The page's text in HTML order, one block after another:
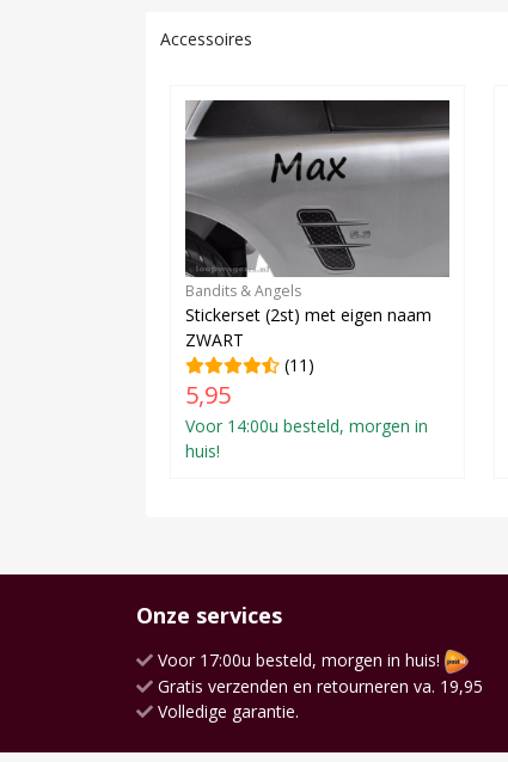
Accessoires
Bandits & Angels
Stickerset (2st) met eigen naam
ZWART
(11)
5,95
Voor 14:00u besteld, morgen in
huis!
Onze services
Voor 17:00u besteld, morgen in huis!
Gratis verzenden en retourneren va. 19,95
Volledige garantie.